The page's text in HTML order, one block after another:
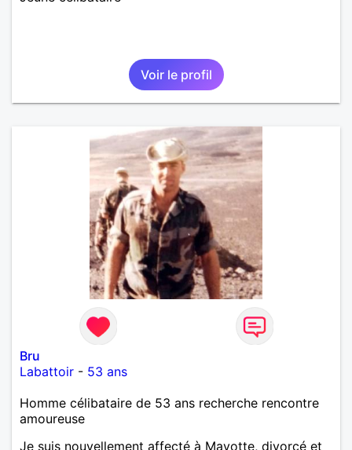
Voir le profil
Bru
Labattoir - 53 ans
Homme célibataire de 53 ans recherche rencontre
amoureuse
Je suis nouvellement affecté à Mayotte, divorcé et